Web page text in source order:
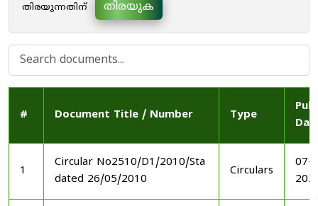
തിരയുന്നതിന്
തിരയുക
# Document Title / Number Type
1
Circular No2510/D1/2010/Sta
dated 26/05/2010
Circulars
07-